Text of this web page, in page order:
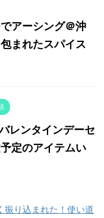
アーシング＠沖
まれたスパイス
レンタインデーセ
定のアイテムい
振り込まれた！使い道